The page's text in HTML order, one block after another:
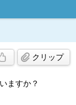
クリップ
ますか？